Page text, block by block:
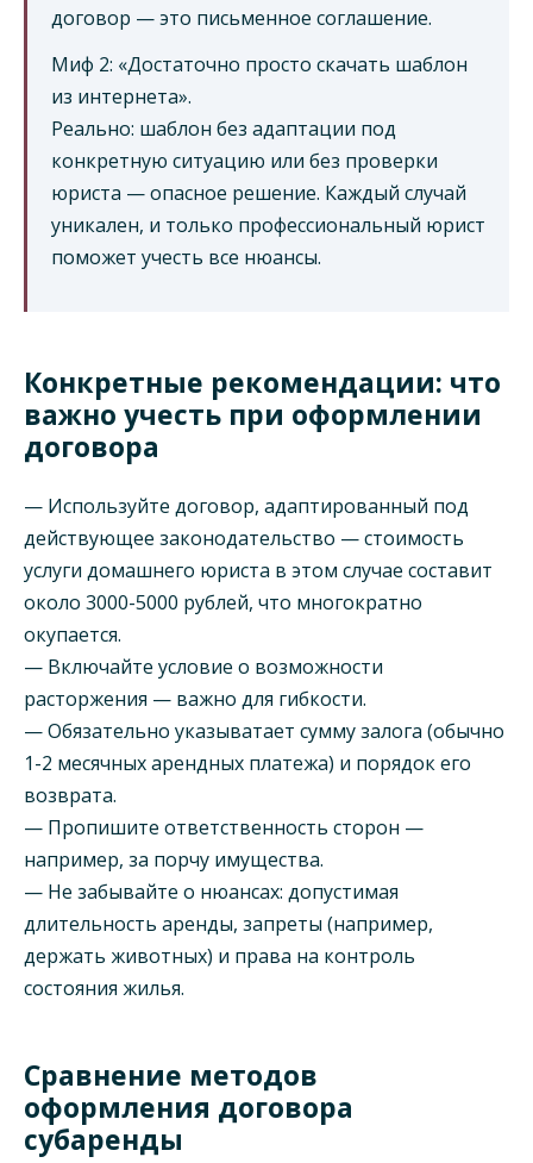
договор — это письменное соглашение.
Миф 2: «Достаточно просто скачать шаблон
из интернета».
Реально: шаблон без адаптации под
конкретную ситуацию или без проверки
юриста — опасное решение. Каждый случай
уникален, и только профессиональный юрист
поможет учесть все нюансы.
Конкретные рекомендации: что
важно учесть при оформлении
договора
— Используйте договор, адаптированный под
действующее законодательство — стоимость
услуги домашнего юриста в этом случае составит
около 3000-5000 рублей, что многократно
окупается.
— Включайте условие о возможности
расторжения — важно для гибкости.
— Обязательно указыватает сумму залога (обычно
1-2 месячных арендных платежа) и порядок его
возврата.
— Пропишите ответственность сторон —
например, за порчу имущества.
— Не забывайте о нюансах: допустимая
длительность аренды, запреты (например,
держать животных) и права на контроль
состояния жилья.
Сравнение методов
оформления договора
субаренды